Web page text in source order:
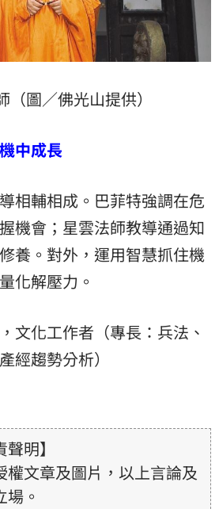
圖／佛光山提供）
中成長
相輔相成。巴菲特強調在危
機會；星雲法師教導通過知
養。對外，運用智慧抓住機
化解壓力。
文化工作者（專長：兵法、
經趨勢分析）
明】
權文章及圖片，以上言論及
。